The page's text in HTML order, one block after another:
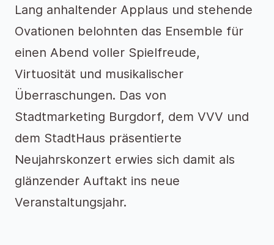
Lang anhaltender Applaus und stehende
Ovationen belohnten das Ensemble für
einen Abend voller Spielfreude,
Virtuosität und musikalischer
Überraschungen. Das von
Stadtmarketing Burgdorf, dem VVV und
dem StadtHaus präsentierte
Neujahrskonzert erwies sich damit als
glänzender Auftakt ins neue
Veranstaltungsjahr.